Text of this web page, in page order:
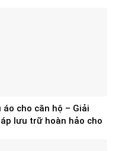
áo cho căn hộ – Giải
lưu trữ hoàn hảo cho